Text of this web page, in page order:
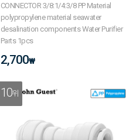
CONNECTOR 3/8:1/4:3/8 PP Material
polypropylene material seawater
desalination components Water Purifier
Parts 1pcs
2,700₩
10위